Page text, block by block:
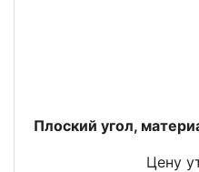
Плоский угол,
Цену